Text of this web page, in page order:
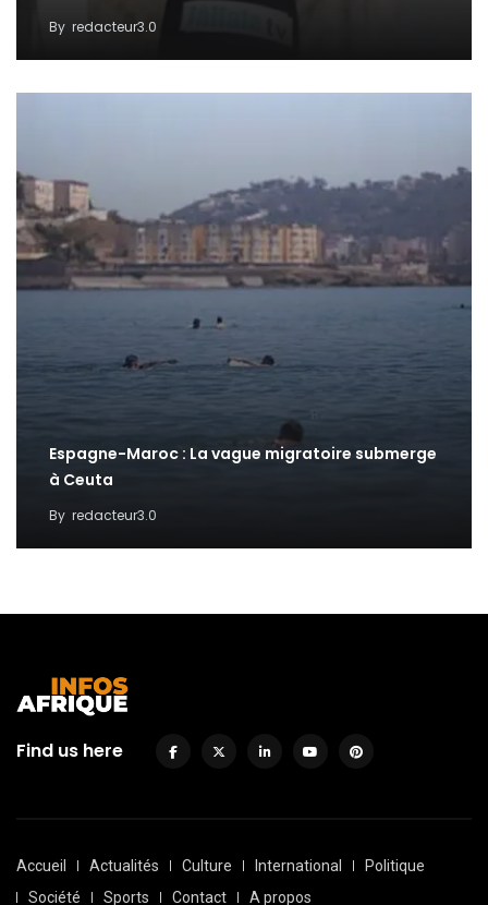
By redacteur3.0
Espagne-Maroc : La vague migratoire submerge
à Ceuta
By redacteur3.0
Find us here
Accueil Actualités Culture International
Politique
Société
Sports Contact A propos